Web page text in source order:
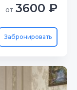
от 3600 ₽
Забронировать